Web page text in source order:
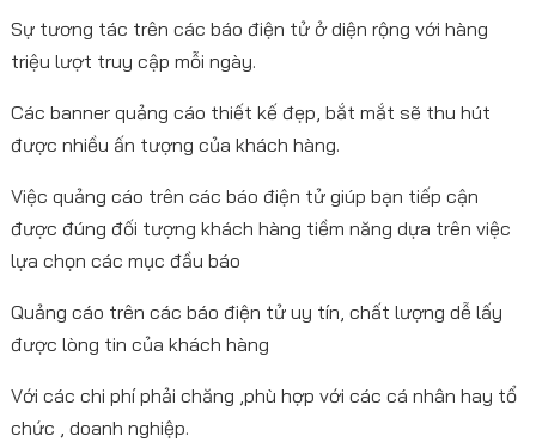
Sự tương tác trên các báo điện tử ở diện rộng với hàng
triệu lượt truy cập mỗi ngày.
Các banner quảng cáo thiết kế đẹp, bắt mắt sẽ thu hút
được nhiều ấn tượng của khách hàng.
Việc quảng cáo trên các báo điện tử giúp bạn tiếp cận
được đúng đối tượng khách hàng tiềm năng dựa trên việc
lựa chọn các mục đầu báo
Quảng cáo trên các báo điện tử uy tín, chất lượng dễ lấy
được lòng tin của khách hàng
Với các chi phí phải chăng ,phù hợp với các cá nhân hay tổ
chức , doanh nghiệp.